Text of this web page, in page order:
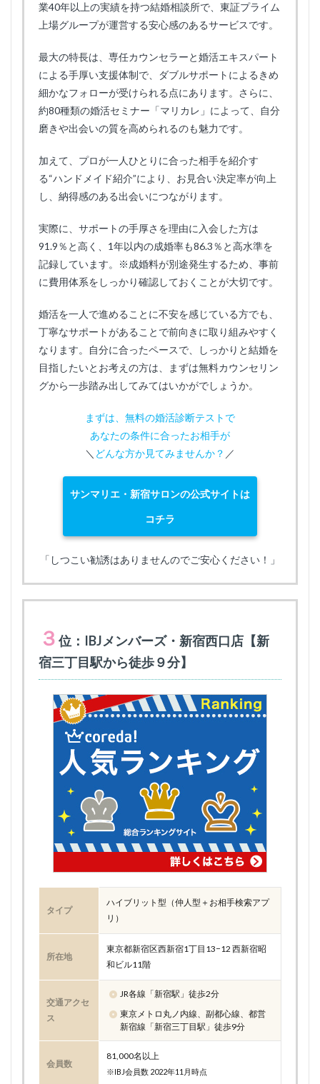
業40年以上の実績を持つ結婚相談所で、東証プライム
上場グループが運営する安心感のあるサービスです。
最大の特長は、専任カウンセラーと婚活エキスパート
による手厚い支援体制で、ダブルサポートによるきめ
細かなフォローが受けられる点にあります。さらに、
約80種類の婚活セミナー「マリカレ」によって、自分
磨きや出会いの質を高められるのも魅力です。
加えて、プロが一人ひとりに合った相手を紹介す
る“ハンドメイド紹介”により、お見合い決定率が向上
し、納得感のある出会いにつながります。
実際に、サポートの手厚さを理由に入会した方は
91.9％と高く、1年以内の成婚率も86.3％と高水準を
記録しています。※成婚料が別途発生するため、事前
に費用体系をしっかり確認しておくことが大切です。
婚活を一人で進めることに不安を感じている方でも、
丁寧なサポートがあることで前向きに取り組みやすく
なります。自分に合ったペースで、しっかりと結婚を
目指したいとお考えの方は、まずは無料カウンセリン
グから一歩踏み出してみてはいかがでしょうか。
まずは、無料の婚活診断テストで
あなたの条件に合ったお相手が
＼ どんな方か見てみませんか？ ／
サンマリエ・新宿サロンの公式サイトは
コチラ
「しつこい勧誘はありませんのでご安心ください！」
３ 位：IBJメンバーズ・新宿西口店【新
宿三丁目駅から徒歩９分】
タイプ
ハイブリット型（仲人型＋お相手検索アプ
リ）
所在地
東京都新宿区西新宿1丁目13−12 西新宿昭
和ビル11階
交通アクセ
ス
JR各線「新宿駅」徒歩2分
東京メトロ丸ノ内線、副都心線、都営
新宿線「新宿三丁目駅」徒歩9分
会員数
81,000名以上
※IBJ会員数 2022年11月時点